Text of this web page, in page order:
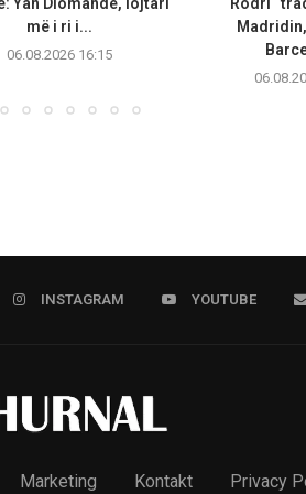
më i ri i...
06.08.2026 16:15
INSTAGRAM YOUTUBE
Marketing Kontakt Privacy